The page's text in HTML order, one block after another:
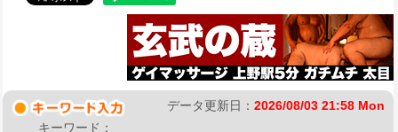
データ更新日： 2026/08/03 21:58 Mon
キーワード：